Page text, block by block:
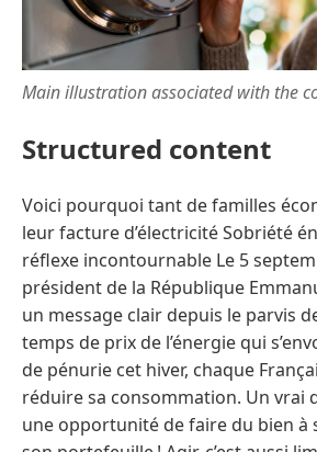
Main illustration associated with the
Structured content
Voici pourquoi tant de familles
leur facture d’électricité Sobriété
réflexe incontournable Le 5
président de la République
un message clair depuis le parvis de
temps de prix de l’énergie qui
de pénurie cet hiver, chaque
réduire sa consommation. Un vrai
une opportunité de faire du bien à